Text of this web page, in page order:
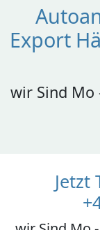
Export
wir Sind Mo
Jetzt